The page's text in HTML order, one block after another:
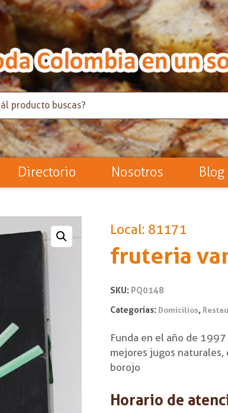
Directorio Nosotros Blog
Local: 81171
fruteria
SKU: PQ0148
Categorías: Domicilios,
Funda en el año de
mejores jugos naturales,
borojo
Horario de